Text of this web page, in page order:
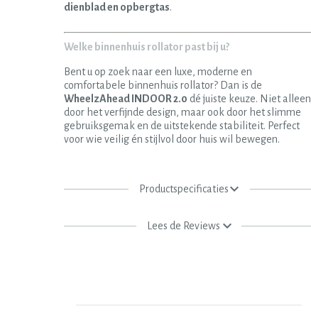
dienblad en opbergtas.
Welke binnenhuis rollator past bij u?
Bent u op zoek naar een luxe, moderne en
comfortabele binnenhuis rollator? Dan is de
WheelzAhead INDOOR 2.0 dé juiste keuze. Niet alleen
door het verfijnde design, maar ook door het slimme
gebruiksgemak en de uitstekende stabiliteit. Perfect
voor wie veilig én stijlvol door huis wil bewegen.
Productspecificaties
Lees de Reviews